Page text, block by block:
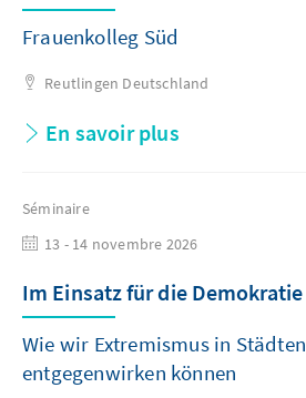
Frauenkolleg Süd
Reutlingen Deutschland
En savoir plus
Séminaire
13 - 14 novembre 2026
Im Einsatz für die Demokratie
Wie wir Extremismus in
entgegenwirken können